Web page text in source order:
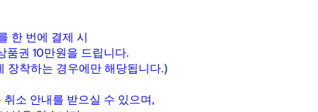
한 번에 결제 시
품권 10만원을 드립니다.
장착하는 경우에만 해당됩니다.)
소 안내를 받으실 수 있으며,